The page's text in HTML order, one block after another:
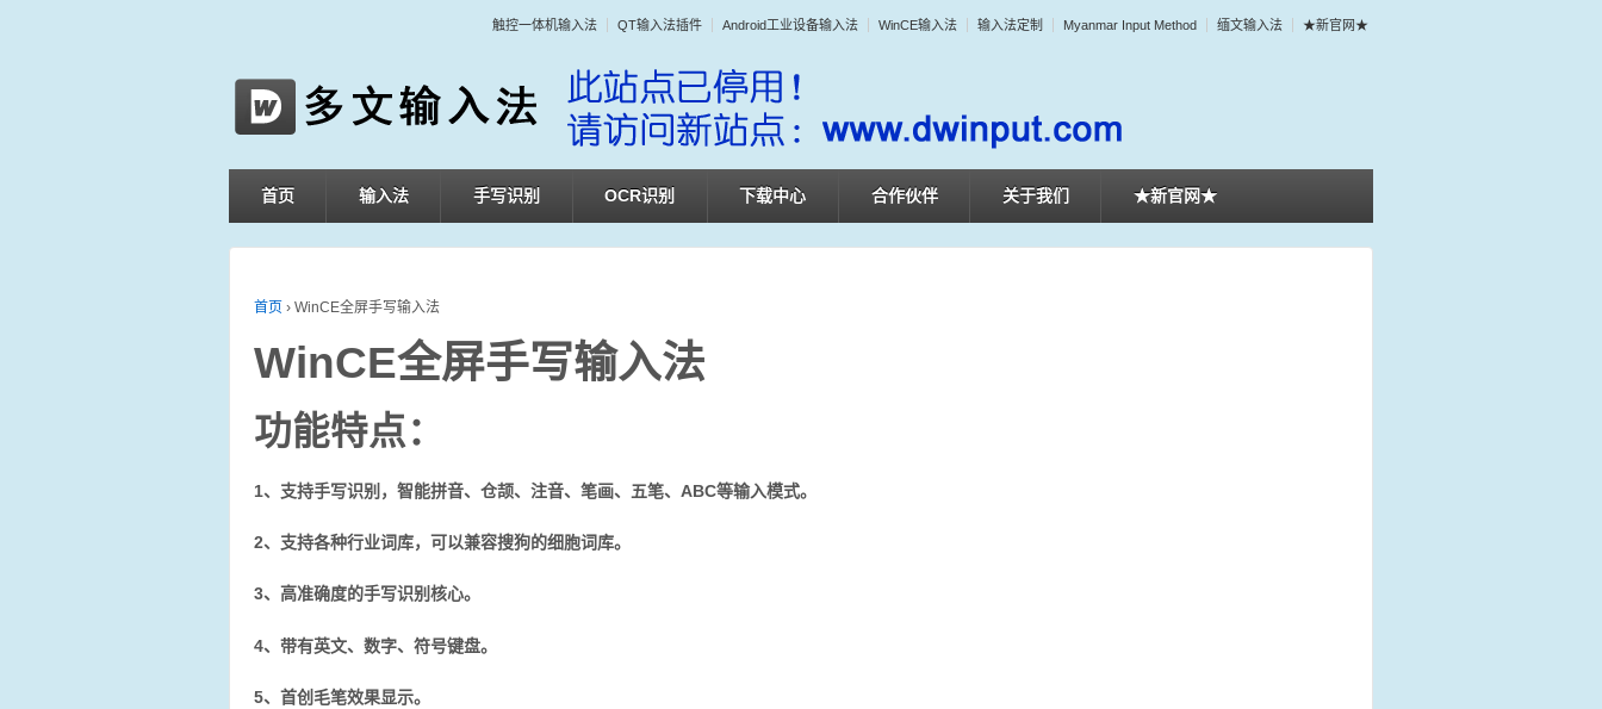
触控一体机输入法 QT输入法插件 Android工业设备输入法 WinCE输入法 输入法定制 Myanmar Input Method 缅文输入法 ★新官网★
首页 输入法 手写识别 OCR识别 下载中心 合作伙伴 关于我们 ★新官网★
首页 › WinCE全屏手写输入法
WinCE全屏手写输入法
功能特点：
1、支持手写识别，智能拼音、仓颉、注音、笔画、五笔、ABC等输入模式。
2、支持各种行业词库，可以兼容搜狗的细胞词库。
3、高准确度的手写识别核心。
4、带有英文、数字、符号键盘。
5、首创毛笔效果显示。